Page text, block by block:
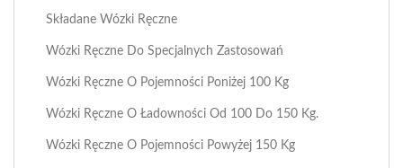
Składane Wózki Ręczne
Wózki Ręczne Do Specjalnych Zastosowań
Wózki Ręczne O Pojemności Poniżej 100 Kg
Wózki Ręczne O Ładowności Od 100 Do 150 Kg.
Wózki Ręczne O Pojemności Powyżej 150 Kg